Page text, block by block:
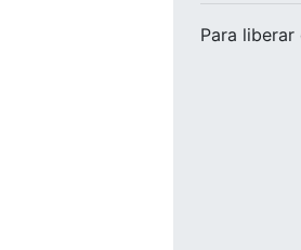
Para liberar